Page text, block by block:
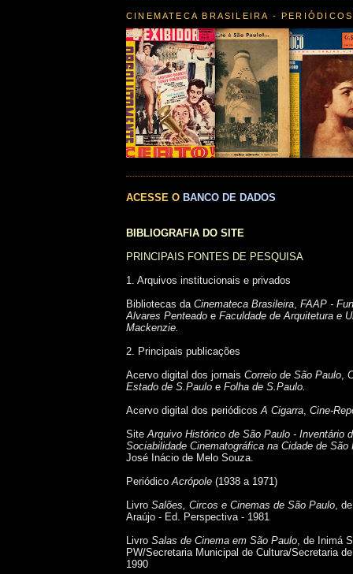
CINEMATECA BRASILEIRA -
ACESSE O BANCO DE DADOS
BIBLIOGRAFIA DO SITE
PRINCIPAIS FONTES DE PESQUISA
1. Arquivos institucionais e privados
Bibliotecas da Cinemateca Brasileira, FAAP -
Alvares Penteado e Faculdade de Arquitetura e
Mackenzie.
2. Principais publicações
Acervo digital dos jornais Correio de São Paulo,
Estado de S.Paulo e Folha de S.Paulo.
Acervo digital dos periódicosA Cigarra, Cine-
SiteArquivo Histórico de São Paulo - Inventário
Sociabilidade Cinematográfica na Cidade de
José Inácio de Melo Souza.
PeriódicoAcrópole (1938 a 1971)
Livro Salões, Circos e Cinemas de São Paulo,
Araújo - Ed. Perspectiva - 1981
Livro Salas de Cinema em São Paulo, de Inimá
PW/Secretaria Municipal de Cultura/Secretaria
1990